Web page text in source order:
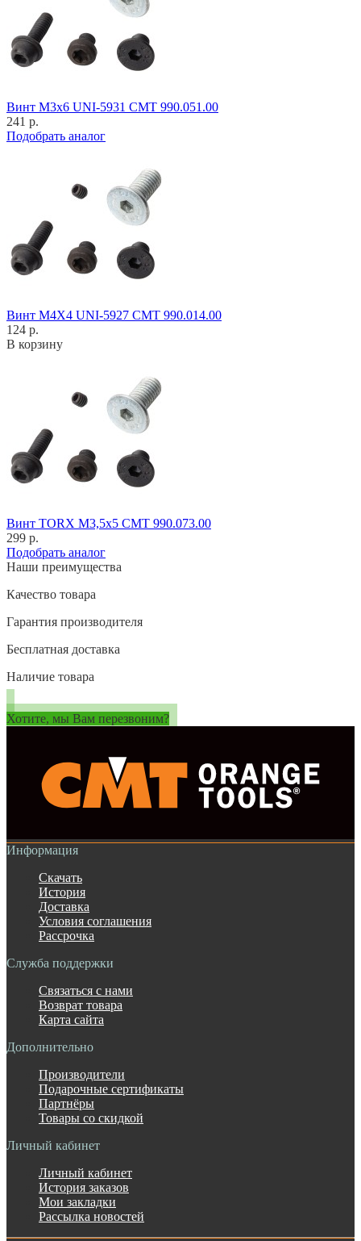
Винт M3x6 UNI-5931 CMT 990.051.00
241 р.
Подобрать аналог
Винт M4X4 UNI-5927 CMT 990.014.00
124 р.
В корзину
Винт TORX M3,5x5 CMT 990.073.00
299 р.
Подобрать аналог
Наши преимущества
Качество товара
Гарантия производителя
Бесплатная доставка
Наличие товара
Хотите, мы Вам перезвоним?
Информация
Скачать
История
Доставка
Условия соглашения
Рассрочка
Служба поддержки
Связаться с нами
Возврат товара
Карта сайта
Дополнительно
Производители
Подарочные сертификаты
Партнёры
Товары со скидкой
Личный кабинет
Личный кабинет
История заказов
Мои закладки
Рассылка новостей